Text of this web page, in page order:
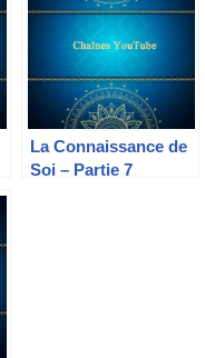
La Connaissance de
Soi – Partie 7